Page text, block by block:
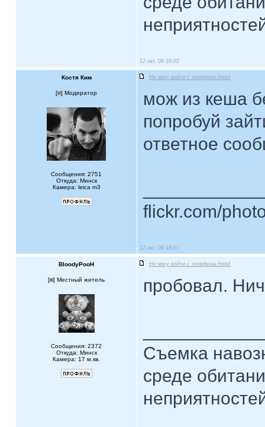
12 окт, 09 16:02
Костя Ким Не могу войти с телефона.Help!
[ ] Модератор
Сообщения: 2751
Откуда: Минск
Камера: leica m3
мож из кеша
попробуй
ответное
flickr.com/
12 окт, 09 18:07
BloodyPooH Не могу войти с телефона.Help!
[ ] Местный житель
Сообщения: 2372
Откуда: Минск
Камера: 17 м.кв.
пробовал.
Съемка
среде